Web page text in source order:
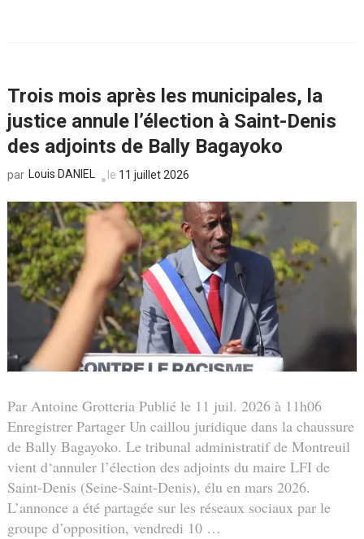
Trois mois après les municipales, la
justice annule l’élection à Saint-Denis
des adjoints de Bally Bagayoko
par Louis DANIEL le 11 juillet 2026
Par Antoine Grotteria Publié le 11 juil. 2026 à 11h06
Enregistrer Partager Un caillou juridique dans la chaussure
de Bally Bagayoko. Le tribunal administratif de Montreuil
vient d‘annuler l’élection des adjoints du maire LFI de
Saint-Denis (Seine-Saint-Denis), élu en mars 2026.
L’annonce a été partagée sur les réseaux sociaux par le
groupe d’opposition, vendredi 10 …